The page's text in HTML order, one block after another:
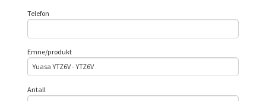
Telefon
Emne/produkt
Antall